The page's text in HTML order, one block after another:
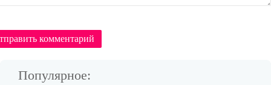
комментарий
Популярное: